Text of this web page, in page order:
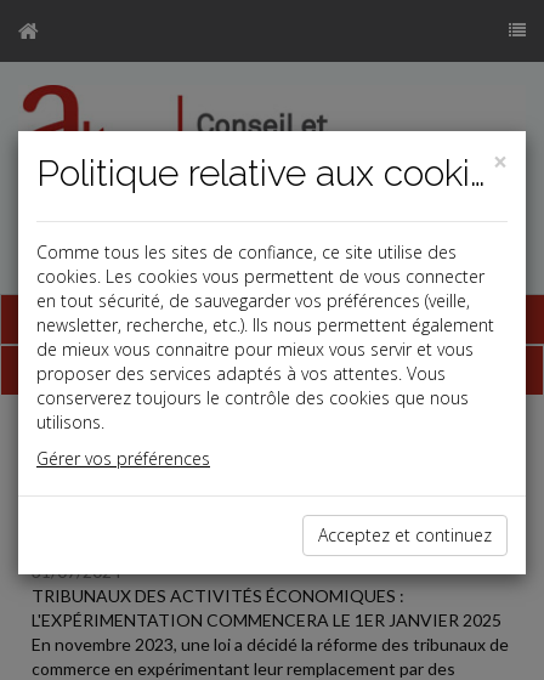
Base documentaire
Dépêches
Liste des dernières dépêches
31/07/2024
TRIBUNAUX DES ACTIVITÉS ÉCONOMIQUES :
L'EXPÉRIMENTATION COMMENCERA LE 1ER JANVIER 2025
En novembre 2023, une loi a décidé la réforme des tribunaux de
commerce en expérimentant leur remplacement par des
×
Politique relative aux cookies
Comme tous les sites de confiance, ce site utilise des
cookies. Les cookies vous permettent de vous connecter
en tout sécurité, de sauvegarder vos préférences (veille,
newsletter, recherche, etc.). Ils nous permettent également
de mieux vous connaitre pour mieux vous servir et vous
proposer des services adaptés à vos attentes. Vous
conserverez toujours le contrôle des cookies que nous
utilisons.
Gérer vos préférences
Acceptez et continuez